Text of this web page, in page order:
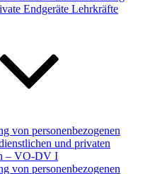
Endgeräte Lehrkräfte
von personenbezogenen
und privaten
– VO-DV I
von personenbezogenen